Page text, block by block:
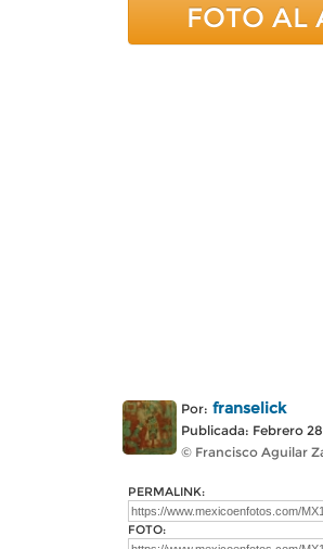
FOTO AL
Por: franselick
Publicada: Febrero
© Francisco Aguilar
PERMALINK:
FOTO: